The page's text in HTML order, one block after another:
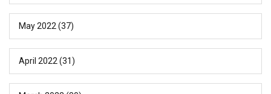
May 2022 (37)
April 2022 (31)